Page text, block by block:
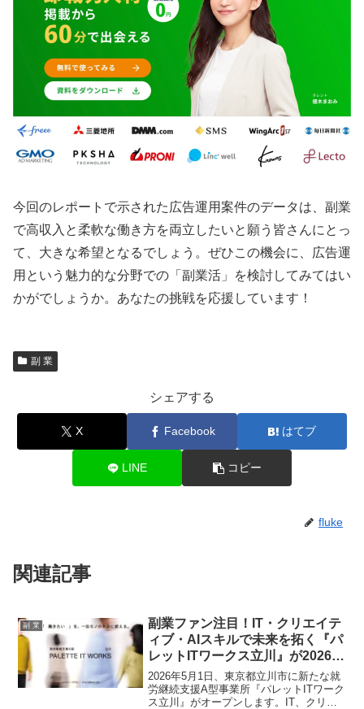
今回のレポートで示された広告運用案件のデータは、副業
で高収入と柔軟な働き方を両立したいと願う皆さんにとっ
て、大きな希望となるでしょう。ぜひこの機会に、広告運
用という魅力的な分野での「副業活」を検討してみてはい
かがでしょうか。あなたの挑戦を応援しています！
副 業
シェアする
X Facebook はてブ
LINE コピー
fluke
関連記事
副 業
副業ファン注目！IT・クリエイテ
ィブ・AIスキルで未来を拓く『パ
レットITワークス立川』が2026年
5月1日オープン！
2026年5月1日、東京都立川市に新たな就
労継続支援A型事業所『パレットITワーク
ス立川』がオープンします。IT、クリエ